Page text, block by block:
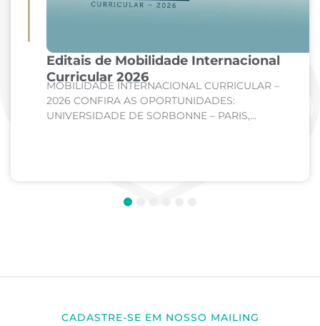
Editais de Mobilidade Internacional
Curricular 2026
MOBILIDADE INTERNACIONAL CURRICULAR –
2026 CONFIRA AS OPORTUNIDADES:
UNIVERSIDADE DE SORBONNE – PARIS,
4
CADASTRE-SE EM NOSSO MAILING